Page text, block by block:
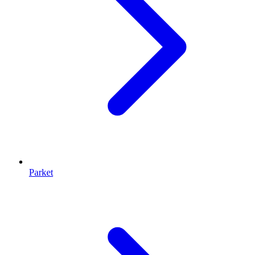
Parket